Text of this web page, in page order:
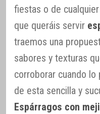
fiestas o de
que queráis servir
traemos una
sabores y texturas
corroborar cuando
de esta sencilla y
Espárragos con